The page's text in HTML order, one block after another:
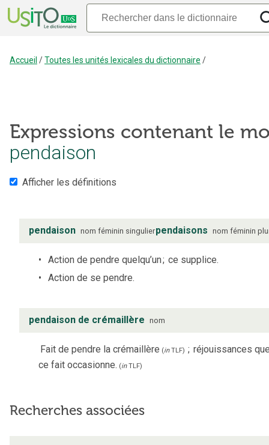
Accueil /Toutes les unités lexicales du dictionnaire /
Expressions contenant le
pendaison
Afficher les définitions
pendaison nom féminin singulierpendaisons nom féminin
Action de pendre quelqu’un; ce supplice.
Action de se pendre.
pendaison de crémaillère nom
Fait de pendre la crémaillère (inTLF) ; réjouissances
ce fait occasionne. (inTLF)
Recherches associées